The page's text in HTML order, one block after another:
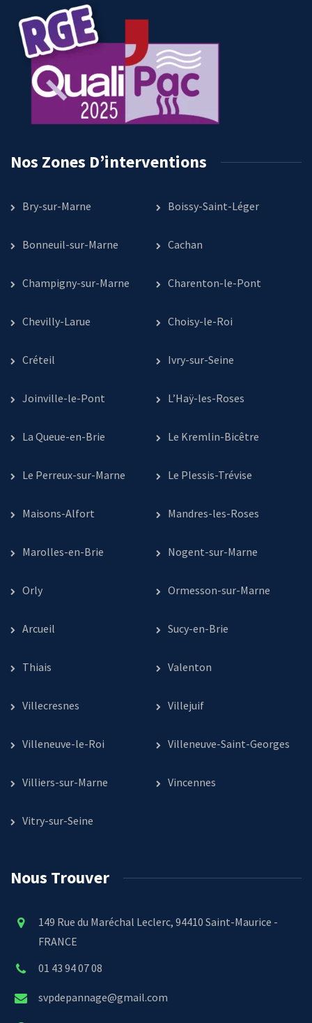
Nos Zones D’interventions
Bry-sur-Marne Boissy-Saint-Léger
Bonneuil-sur-Marne Cachan
Champigny-sur-Marne Charenton-le-Pont
Chevilly-Larue Choisy-le-Roi
Créteil Ivry-sur-Seine
Joinville-le-Pont L’Haÿ-les-Roses
La Queue-en-Brie Le Kremlin-Bicêtre
Le Perreux-sur-Marne Le Plessis-Trévise
Maisons-Alfort Mandres-les-Roses
Marolles-en-Brie Nogent-sur-Marne
Orly Ormesson-sur-Marne
Arcueil Sucy-en-Brie
Thiais Valenton
Villecresnes Villejuif
Villeneuve-le-Roi Villeneuve-Saint-Georges
Villiers-sur-Marne Vincennes
Vitry-sur-Seine
Nous Trouver
149 Rue du Maréchal Leclerc, 94410 Saint-Maurice -
FRANCE
01 43 94 07 08
svpdepannage@gmail.com